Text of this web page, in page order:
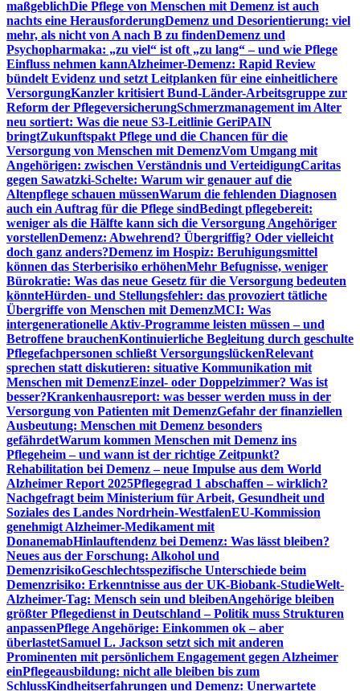
maßgeblichDie Pflege von Menschen mit Demenz ist auch
nachts eine HerausforderungDemenz und Desorientierung: viel
mehr, als nicht von A nach B zu findenDemenz und
Psychopharmaka: „zu viel“ ist oft „zu lang“ – und wie Pflege
Einfluss nehmen kannAlzheimer-Demenz: Rapid Review
bündelt Evidenz und setzt Leitplanken für eine einheitlichere
VersorgungKanzler kritisiert Bund-Länder-Arbeitsgruppe zur
Reform der PflegeversicherungSchmerzmanagement im Alter
neu sortiert: Was die neue S3-Leitlinie GeriPAIN
bringtZukunftspakt Pflege und die Chancen für die
Versorgung von Menschen mit DemenzVom Umgang mit
Angehörigen: zwischen Verständnis und VerteidigungCaritas
gegen Sawatzki-Schelte: Warum wir genauer auf die
Altenpflege schauen müssenWarum die fehlenden Diagnosen
auch ein Auftrag für die Pflege sindBedingt pflegebereit:
weniger als die Hälfte kann sich die Versorgung Angehöriger
vorstellenDemenz: Abwehrend? Übergriffig? Oder vielleicht
doch ganz anders?Demenz im Hospiz: Beruhigungsmittel
können das Sterberisiko erhöhenMehr Befugnisse, weniger
Bürokratie: Was das neue Gesetz für die Versorgung bedeuten
könnteHürden- und Stellungsfehler: das provoziert tätliche
Übergriffe von Menschen mit DemenzMCI: Was
intergenerationelle Aktiv-Programme leisten müssen – und
Betroffene brauchenKontinuierliche Begleitung durch geschulte
Pflegefachpersonen schließt VersorgungslückenRelevant
sprechen statt diskutieren: situative Kommunikation mit
Menschen mit DemenzEinzel- oder Doppelzimmer? Was ist
besser?Krankenhausreport: was besser werden muss in der
Versorgung von Patienten mit DemenzGefahr der finanziellen
Ausbeutung: Menschen mit Demenz besonders
gefährdetWarum kommen Menschen mit Demenz ins
Pflegeheim – und wann ist der richtige Zeitpunkt?
Rehabilitation bei Demenz – neue Impulse aus dem World
Alzheimer Report 2025Pflegegrad 1 abschaffen – wirklich?
Nachgefragt beim Ministerium für Arbeit, Gesundheit und
Soziales des Landes Nordrhein-WestfalenEU-Kommission
genehmigt Alzheimer-Medikament mit
DonanemabHinlauftendenz bei Demenz: Was lässt bleiben?
Neues aus der Forschung: Alkohol und
DemenzrisikoGeschlechtsspezifische Unterschiede beim
Demenzrisiko: Erkenntnisse aus der UK-Biobank-StudieWelt-
Alzheimer-Tag: Mensch sein und bleibenAngehörige bleiben
größter Pflegedienst in Deutschland – Politik muss Strukturen
anpassenPflege Angehörige: Einkommen ok – aber
überlastetSamuel L. Jackson setzt sich mit anderen
Prominenten mit persönlichem Engagement gegen Alzheimer
einPflegeausbildung: nicht alle bleiben bis zum
SchlussKindheitserfahrungen und Demenz: Unerwartete